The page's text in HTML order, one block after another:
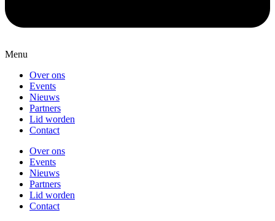
Menu
Over ons
Events
Nieuws
Partners
Lid worden
Contact
Over ons
Events
Nieuws
Partners
Lid worden
Contact